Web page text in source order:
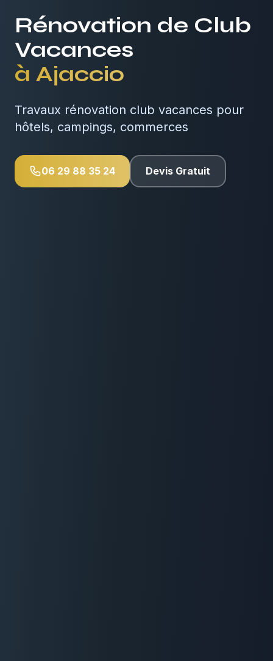
Rénovation de Club
Vacances
à Ajaccio
Travaux rénovation club vacances pour
hôtels, campings, commerces
06 29 88 35 24 Devis Gratuit